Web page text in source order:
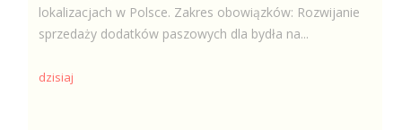
lokalizacjach w Polsce. Zakres obowiązków: Rozwijanie
sprzedaży dodatków paszowych dla bydła na...
dzisiaj